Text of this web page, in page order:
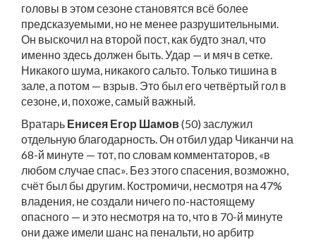
головы в этом сезоне становятся всё более
предсказуемыми, но не менее разрушительными.
Он выскочил на второй пост, как будто знал, что
именно здесь должен быть. Удар — и мяч в сетке.
Никакого шума, никакого сальто. Только тишина в
зале, а потом — взрыв. Это был его четвёртый гол в
сезоне, и, похоже, самый важный.
Вратарь Енисея Егор Шамов(50) заслужил
отдельную благодарность. Он отбил удар Чиканчи на
68-й минуте — тот, по словам комментаторов, «в
любом случае спас». Без этого спасения, возможно,
счёт был бы другим. Костромичи, несмотря на 47%
владения, не создали ничего по-настоящему
опасного — и это несмотря на то, что в 70-й минуте
они даже имели шанс на пенальти, но арбитр